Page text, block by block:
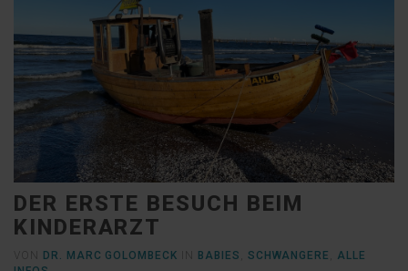
DER ERSTE BESUCH BEIM
KINDERARZT
VON DR. MARC GOLOMBECK BABIES SCHWANGERE
ALLE